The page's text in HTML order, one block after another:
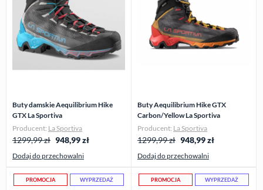
Buty damskie Aequilibrium Hike
GTX La Sportiva
Producent: La Sportiva
1299,99 zł 948,99zł
Dodaj do przechowalni
Buty Aequilibrium Hike GTX
Carbon/Yellow La Sportiva
Producent: La Sportiva
1299,99 zł 948,99zł
Dodaj do przechowalni
PROMOCJA WYPRZEDAŻ PROMOCJA WYPRZEDAŻ